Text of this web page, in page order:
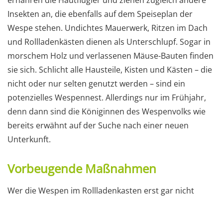
Insekten an, die ebenfalls auf dem Speiseplan der
Wespe stehen. Undichtes Mauerwerk, Ritzen im Dach
und Rollladenkästen dienen als Unterschlupf. Sogar in
morschem Holz und verlassenen Mäuse-Bauten finden
sie sich. Schlicht alle Hausteile, Kisten und Kästen – die
nicht oder nur selten genutzt werden – sind ein
potenzielles Wespennest. Allerdings nur im Frühjahr,
denn dann sind die Königinnen des Wespenvolks wie
bereits erwähnt auf der Suche nach einer neuen
Unterkunft.
Vorbeugende Maßnahmen
Wer die Wespen im Rollladenkasten erst gar nicht